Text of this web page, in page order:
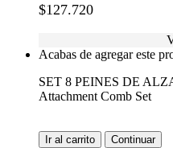
$127.720
Acabas de agregar este
SET 8 PEINES DE
Attachment Comb Set
Ir al carrito Continuar